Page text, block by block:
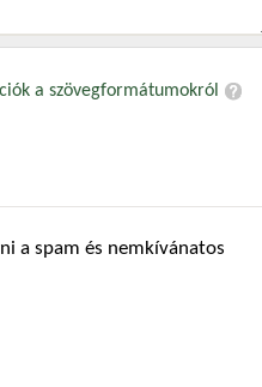
a szövegformátumokról
a spam és nemkívánatos